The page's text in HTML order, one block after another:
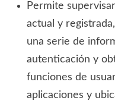
Permite
actual y
una serie de
autenticación y
funciones de
aplicaciones y